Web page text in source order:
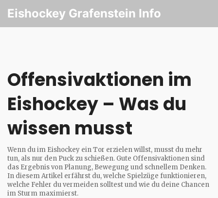
Eishockey Grafenstein Info
Offensivaktionen im
Eishockey – Was du
wissen musst
Wenn du im Eishockey ein Tor erzielen willst, musst du mehr
tun, als nur den Puck zu schießen. Gute Offensivaktionen sind
das Ergebnis von Planung, Bewegung und schnellem Denken.
In diesem Artikel erfährst du, welche Spielzüge funktionieren,
welche Fehler du vermeiden solltest und wie du deine Chancen
im Sturm maximierst.